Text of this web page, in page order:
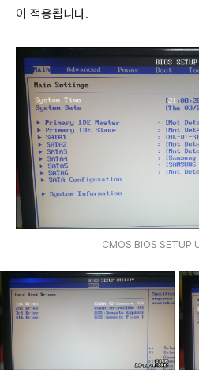
이 적용됩니다.
CMOS BIOS SETUP